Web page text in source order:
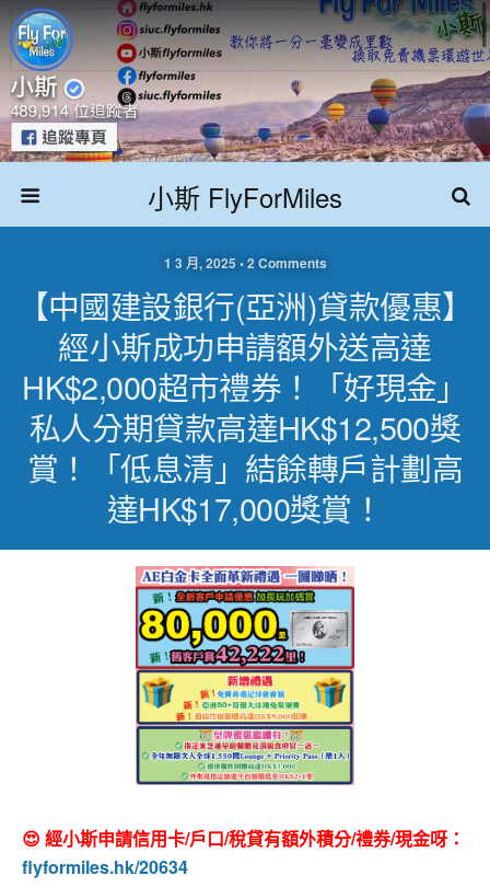
小斯 FlyForMiles
1 3 月, 2025 • 2 Comments
【中國建設銀行(亞洲)貸款優惠】
經小斯成功申請額外送高達
HK$2,000超市禮券！「好現金」
私人分期貸款高達HK$12,500獎
賞！「低息清」結餘轉戶計劃高
達HK$17,000獎賞！
😍 經小斯申請信用卡/戶口/稅貸有額外積分/禮券/現金呀：
flyformiles.hk/20634